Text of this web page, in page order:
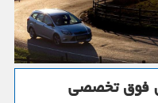
فوق تخصصی